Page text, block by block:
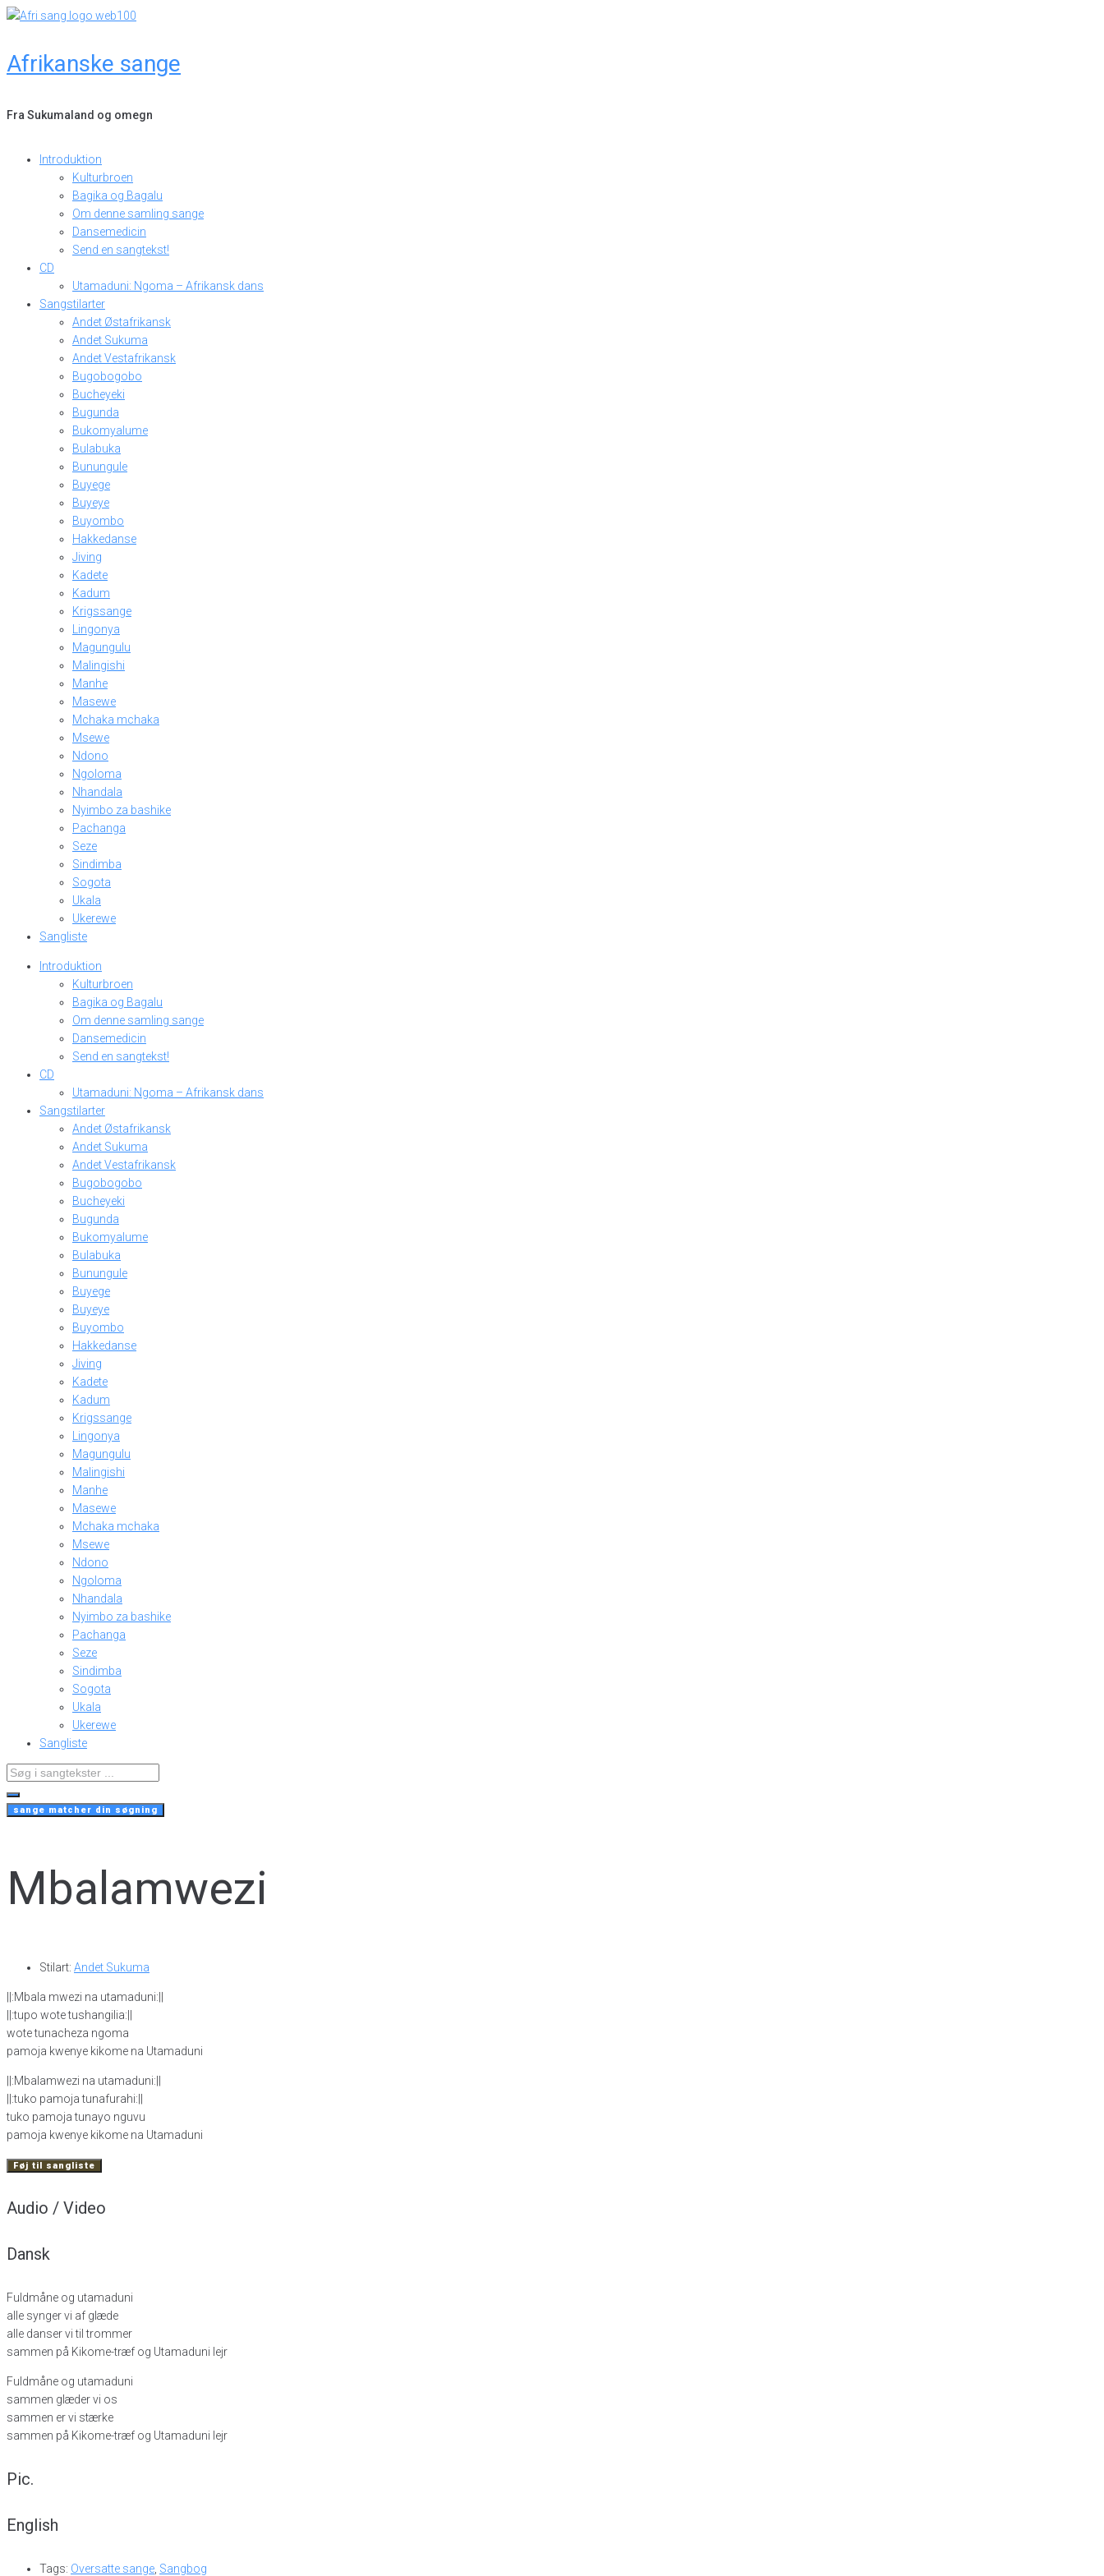
Skip
Afrikanske sange
Fra Sukumaland og omegn
Introduktion
Kulturbroen
Bagika og Bagalu
Om denne samling sange
Dansemedicin
Send en sangtekst!
CD
Utamaduni: Ngoma – Afrikansk dans
Sangstilarter
Andet Østafrikansk
Andet Sukuma
Andet Vestafrikansk
Bugobogobo
Bucheyeki
Bugunda
Bukomyalume
Bulabuka
Bunungule
Buyege
Buyeye
Buyombo
Hakkedanse
Jiving
Kadete
Kadum
Krigssange
Lingonya
Magungulu
Malingishi
Manhe
Masewe
Mchaka mchaka
Msewe
Ndono
Ngoloma
Nhandala
Nyimbo za bashike
Pachanga
Seze
Sindimba
Sogota
Ukala
Ukerewe
Sangliste
Introduktion
Kulturbroen
Bagika og Bagalu
Om denne samling sange
Dansemedicin
Send en sangtekst!
CD
Utamaduni: Ngoma – Afrikansk dans
Sangstilarter
Andet Østafrikansk
Andet Sukuma
Andet Vestafrikansk
Bugobogobo
Bucheyeki
Bugunda
Bukomyalume
Bulabuka
Bunungule
Buyege
Buyeye
Buyombo
Hakkedanse
Jiving
Kadete
Kadum
Krigssange
Lingonya
Magungulu
Malingishi
Manhe
Masewe
Mchaka mchaka
Msewe
Ndono
Ngoloma
Nhandala
Nyimbo za bashike
Pachanga
Seze
Sindimba
Sogota
Ukala
Ukerewe
Sangliste
Search
...
sange matcher din søgning
Mbalamwezi
Stilart: Andet Sukuma
||:Mbala mwezi na utamaduni:||
||:tupo wote tushangilia:||
wote tunacheza ngoma
pamoja kwenye kikome na Utamaduni
||:Mbalamwezi na utamaduni:||
||:tuko pamoja tunafurahi:||
tuko pamoja tunayo nguvu
pamoja kwenye kikome na Utamaduni
Føj til sangliste
Audio / Video
Dansk
Fuldmåne og utamaduni
alle synger vi af glæde
alle danser vi til trommer
sammen på Kikome-træf og Utamaduni lejr
Fuldmåne og utamaduni
sammen glæder vi os
sammen er vi stærke
sammen på Kikome-træf og Utamaduni lejr
Pic.
English
Tags: Oversatte sange Sangbog